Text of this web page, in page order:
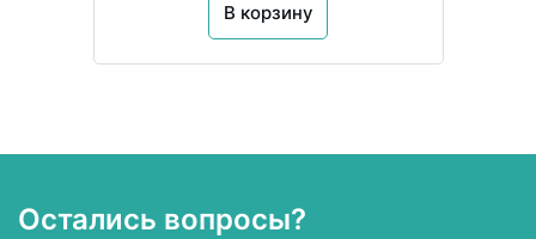
В корзину
Остались вопросы?